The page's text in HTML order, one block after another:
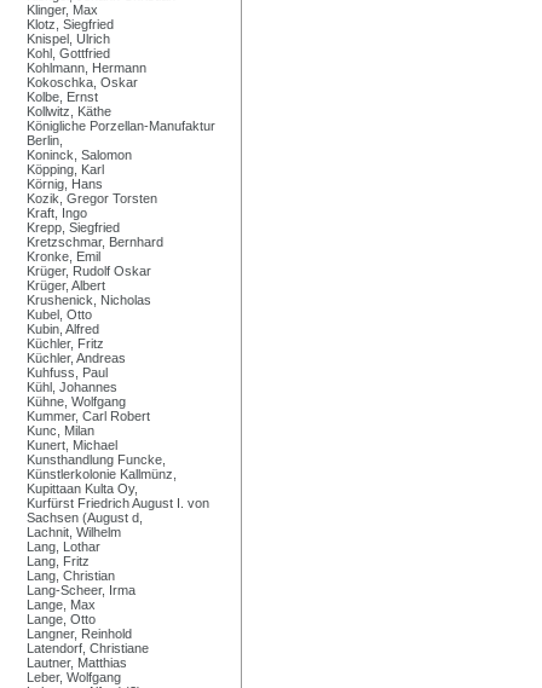
Klinger, Max
Klotz, Siegfried
Knispel, Ulrich
Kohl, Gottfried
Kohlmann, Hermann
Kokoschka, Oskar
Kolbe, Ernst
Kollwitz, Käthe
Königliche Porzellan-Manufaktur
Berlin,
Koninck, Salomon
Köpping, Karl
Körnig, Hans
Kozik, Gregor Torsten
Kraft, Ingo
Krepp, Siegfried
Kretzschmar, Bernhard
Kronke, Emil
Krüger, Rudolf Oskar
Krüger, Albert
Krushenick, Nicholas
Kubel, Otto
Kubin, Alfred
Küchler, Fritz
Küchler, Andreas
Kuhfuss, Paul
Kühl, Johannes
Kühne, Wolfgang
Kummer, Carl Robert
Kunc, Milan
Kunert, Michael
Kunsthandlung Funcke,
Künstlerkolonie Kallmünz,
Kupittaan Kulta Oy,
Kurfürst Friedrich August I. von
Sachsen (August d,
Lachnit, Wilhelm
Lang, Lothar
Lang, Fritz
Lang, Christian
Lang-Scheer, Irma
Lange, Max
Lange, Otto
Langner, Reinhold
Latendorf, Christiane
Lautner, Matthias
Leber, Wolfgang